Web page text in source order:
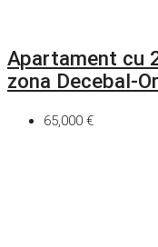
Apartament cu
zona Decebal-
65,000 €